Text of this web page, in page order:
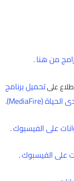
من هنا.
علىتحميل برنامج
.
على الفيسبوك.
على الفيسبوك.